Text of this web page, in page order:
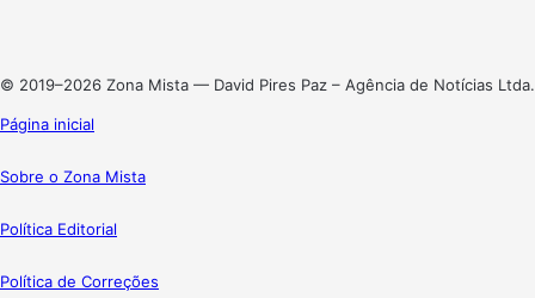
© 2019–2026 Zona Mista — David Pires Paz – Agência de Notícias Ltda.
Página inicial
Sobre o Zona Mista
Política Editorial
Política de Correções